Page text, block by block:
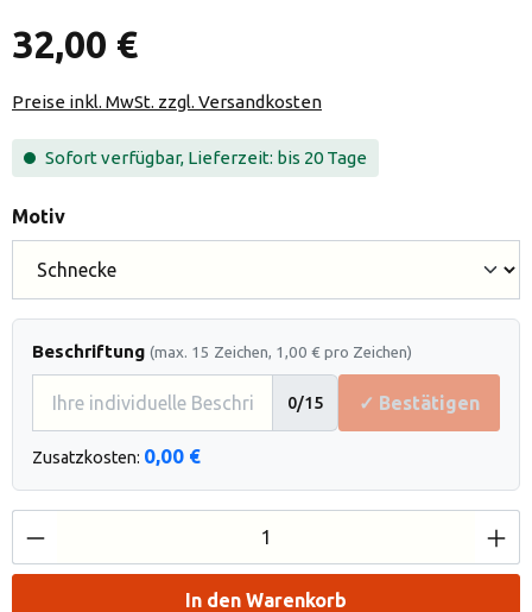
32,00 €
Preise inkl. MwSt. zzgl. Versandkosten
Sofort verfügbar, Lieferzeit: bis 20 Tage
Motivauswählen
Beschriftung (max. 15 Zeichen, 1,00 € pro Zeichen)
0/15 ✓ Bestätigen
Zusatzkosten: 0,00 €
Produkt Anzahl: Gib den gewünschten
In den Warenkorb